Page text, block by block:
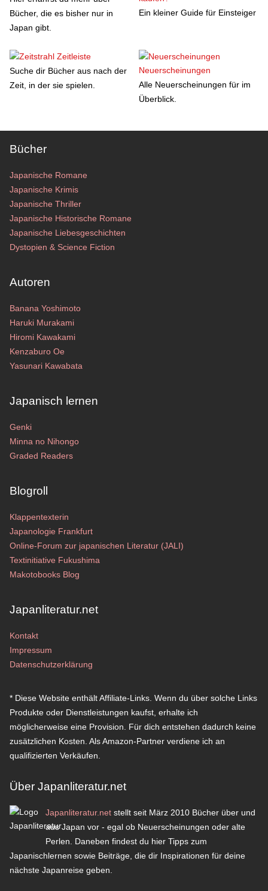
Bücher, die es bisher nur in
Japan gibt.
Ein kleiner Guide für Einsteiger
Zeitleiste
Suche dir Bücher aus nach der
Zeit, in der sie spielen.
Neuerscheinungen
Alle Neuerscheinungen für im
Überblick.
Bücher
Japanische Romane
Japanische Krimis
Japanische Thriller
Japanische Historische Romane
Japanische Liebesgeschichten
Dystopien & Science Fiction
Autoren
Banana Yoshimoto
Haruki Murakami
Hiromi Kawakami
Kenzaburo Oe
Yasunari Kawabata
Japanisch lernen
Genki
Minna no Nihongo
Graded Readers
Blogroll
Klappentexterin
Japanologie Frankfurt
Online-Forum zur japanischen Literatur (JALI)
Textinitiative Fukushima
Makotobooks Blog
Japanliteratur.net
Kontakt
Impressum
Datenschutzerklärung
* Diese Website enthält Affiliate-Links. Wenn du über solche Links
Produkte oder Dienstleistungen kaufst, erhalte ich
möglicherweise eine Provision. Für dich entstehen dadurch keine
zusätzlichen Kosten. Als Amazon-Partner verdiene ich an
qualifizierten Verkäufen.
Über Japanliteratur.net
Japanliteratur.net stellt seit März 2010 Bücher über und
aus Japan vor - egal ob Neuerscheinungen oder alte
Perlen. Daneben findest du hier Tipps zum
Japanischlernen sowie Beiträge, die dir Inspirationen für deine
nächste Japanreise geben.